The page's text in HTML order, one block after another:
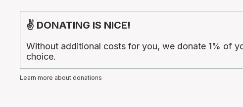
✌ DONATING IS NICE!
Without additional costs for you, we donate 1% of
choice.
Learn more about donations